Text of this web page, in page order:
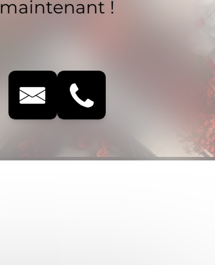
maintenant !